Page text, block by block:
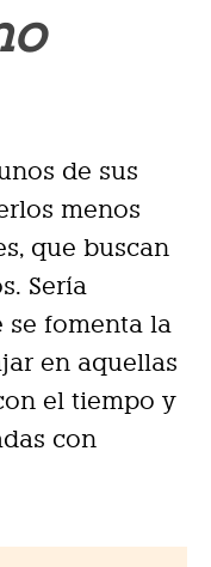
de sus
menos
que buscan
Sería
se fomenta la
en aquellas
el tiempo y
con